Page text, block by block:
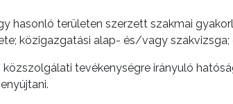
hasonló területen szerzett szakmai
közigazgatási alap- és/vagy
tevékenységre irányuló